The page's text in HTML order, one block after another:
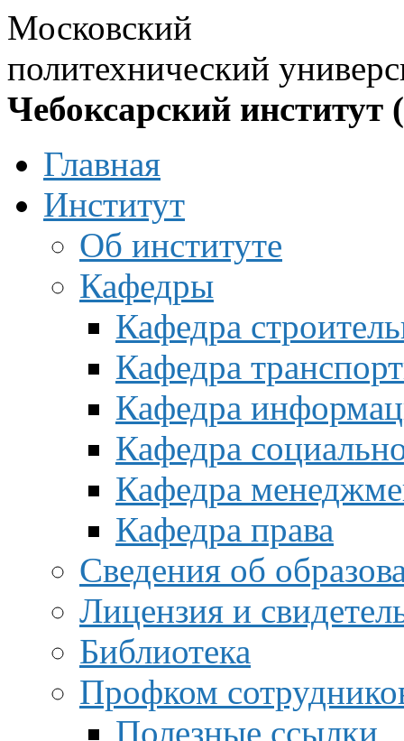
Московский
политехнический
Чебоксарский институт
Главная
Институт
Об институте
Кафедры
Кафедра
Кафедра
Кафедра
Кафедра
Кафедра
Кафедра права
Сведения об
Лицензия и
Библиотека
Профком
Полезные ссылки